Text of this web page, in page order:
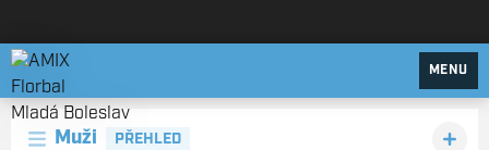
AMIX Florbal Mladá Boleslav
MENU
Muži PŘEHLED